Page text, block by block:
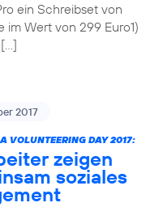
ein Schreibset von
im Wert von 299 Euro1)
2017
VOLUNTEERING DAY 2017:
zeigen
soziales